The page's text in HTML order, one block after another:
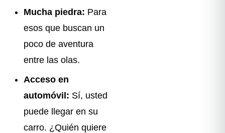
Mucha piedra: Para
esos que buscan un
poco de aventura
entre las olas.
Acceso en
automóvil: Sí, usted
puede llegar en su
carro. ¿Quién quiere